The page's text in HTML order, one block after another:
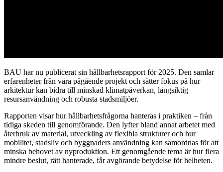
BAU har nu publicerat sin hållbarhetsrapport för 2025. Den samlar
erfarenheter från våra pågående projekt och sätter fokus på hur
arkitektur kan bidra till minskad klimatpåverkan, långsiktig
resursanvändning och robusta stadsmiljöer.
Rapporten visar hur hållbarhetsfrågorna hanteras i praktiken – från
tidiga skeden till genomförande. Den lyfter bland annat arbetet med
återbruk av material, utveckling av flexibla strukturer och hur
mobilitet, stadsliv och byggnaders användning kan samordnas för att
minska behovet av nyproduktion. Ett genomgående tema är hur flera
mindre beslut, rätt hanterade, får avgörande betydelse för helheten.